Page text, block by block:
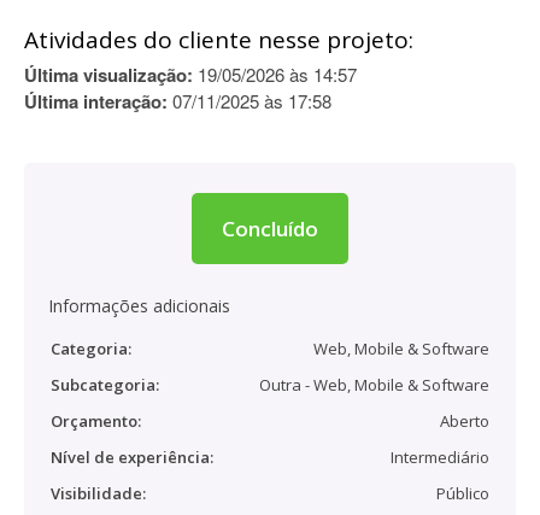
Atividades do cliente nesse projeto:
Última visualização: 19/05/2026 às 14:57
Última interação: 07/11/2025 às 17:58
Concluído
Informações adicionais
Categoria:
Web, Mobile & Software
Subcategoria:
Outra - Web, Mobile & Software
Orçamento:
Aberto
Nível de experiência:
Intermediário
Visibilidade:
Público